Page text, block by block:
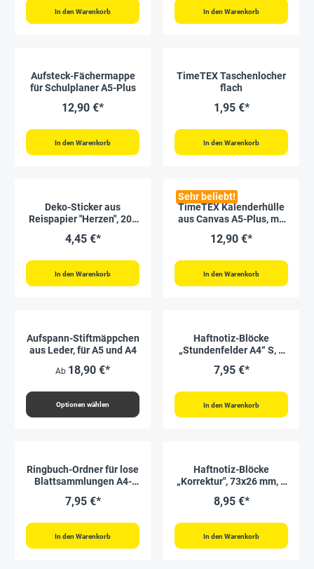
In den Warenkorb In den Warenkorb
Aufsteck-Fächermappe
für Schulplaner A5-Plus
12,90 €*
In den Warenkorb
TimeTEX Taschenlocher
flach
1,95 €*
In den Warenkorb
Deko-Sticker aus
Reispapier "Herzen", 200
4,45 €*
In den Warenkorb
Sehr beliebt!
TimeTEX Kalenderhülle
aus Canvas A5-Plus, mit
12,90 €*
In den Warenkorb
Aufspann-Stiftmäppchen
aus Leder, für A5 und A4
Ab 18,90 €*
Optionen wählen
Haftnotiz-Blöcke
„Stundenfelder A4“ S, 6
7,95 €*
In den Warenkorb
Ringbuch-Ordner für lose
Blattsammlungen A4-
7,95 €*
In den Warenkorb
Haftnotiz-Blöcke
„Korrektur", 73x26 mm, 8
8,95 €*
In den Warenkorb